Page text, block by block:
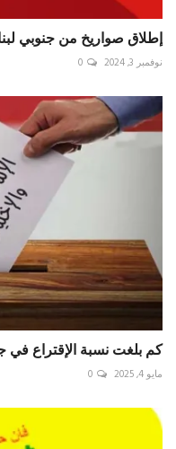
إطلاق صواريخ من جنوبي
نوفمبر 3, 2024 0
كم بلغت نسبة الإقتراع في
مايو 4, 2025 0